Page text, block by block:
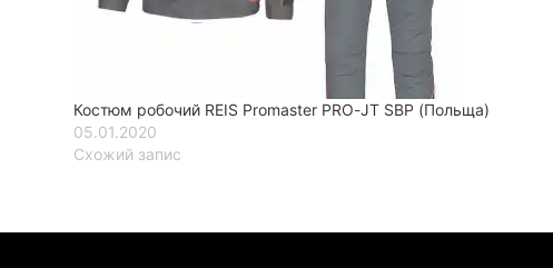
Костюм робочий REIS Promaster PRO-JT SBP (Польща)
05.01.2020
Схожий запис